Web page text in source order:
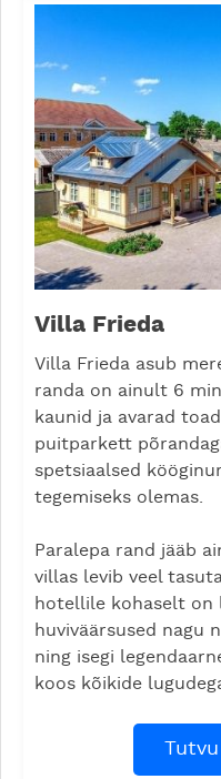
Villa Frieda
Villa Frieda asub
randa on ainult 6
kaunid ja avarad
puitparkett
spetsiaalsed
tegemiseks olemas.
Paralepa rand jääb
villas levib veel
hotellile kohaselt on
huviväärsused nagu
ning isegi
koos kõikide